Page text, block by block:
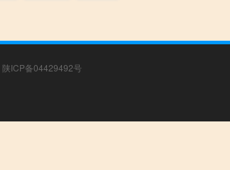
陕ICP备04429492号